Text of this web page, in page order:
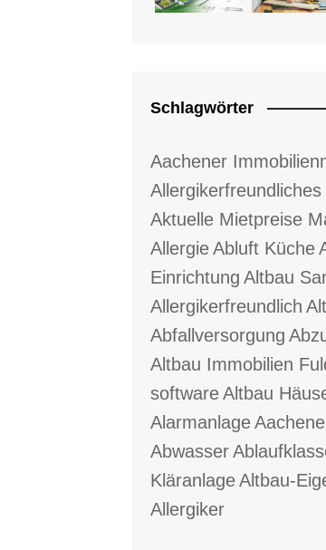
Schlagwörter
Aachener
Allergikerfreundliches
Aktuelle Mietpreise
AllergieAbluft Küche
Einrichtung Altbau
Allergikerfreundlich
Abfallversorgung
Altbau Immobilien
softwareAltbau
Alarmanlage
Abwasser
KläranlageAltbau-
Allergiker